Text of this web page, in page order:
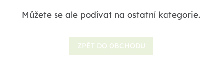
Můžete se ale podívat na ostatní kategorie.
ZPĚT DO OBCHODU